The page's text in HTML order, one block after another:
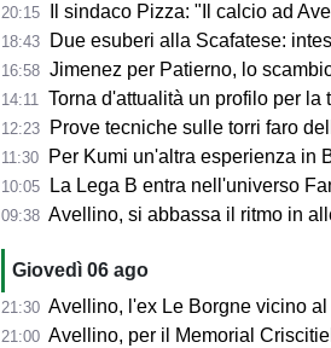
20:15 Il sindaco Pizza: "Il calcio ad Avellino
18:43 Due esuberi alla Scafatese:
16:58 Jimenez per Patierno, lo scambio si
14:11 Torna d'attualità un profilo per la
12:23 Prove tecniche sulle torri faro
11:30 Per Kumi un'altra esperienza in
10:05 La Lega B entra nell'universo
09:38 Avellino, si abbassa il ritmo in
Giovedì 06 ago
21:30 Avellino, l'ex Le Borgne vicino al ritorno
21:00 Avellino, per il Memorial Criscitiello il parcheggio del Piazzale degli